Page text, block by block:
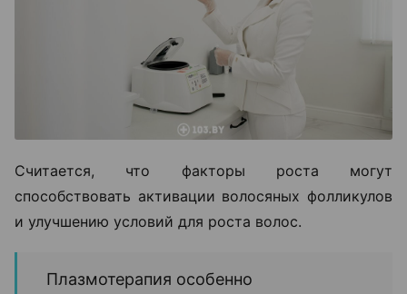
Считается, что факторы роста могут
способствовать активации волосяных фолликулов
и улучшению условий для роста волос.
Плазмотерапия особенно